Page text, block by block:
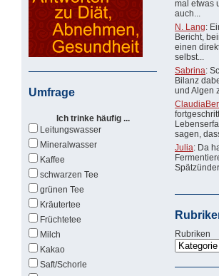
Umfrage
Ich trinke häufig ...
Leitungswasser
Mineralwasser
Kaffee
schwarzen Tee
grünen Tee
Kräutertee
Früchtetee
Milch
Kakao
Saft/Schorle
mal etwas
auch...
N. Lang:
Bericht,
einen
selbst...
Sabrina:
Bilanz
und Algen
sagen,
Julia: Da
Rubriken